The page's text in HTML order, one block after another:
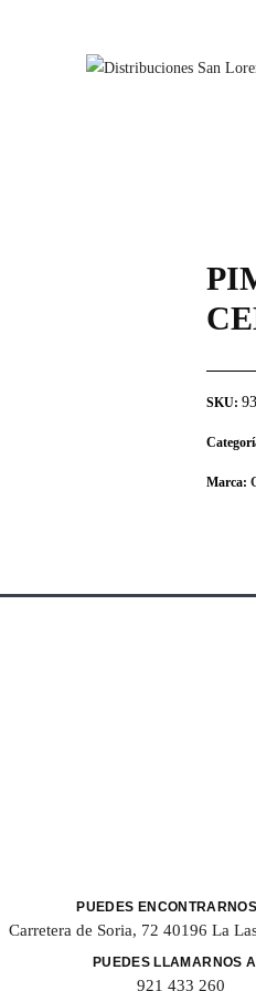
SKU:
Marca:
PUEDES
Carretera de Soria, 72 40196 La
PUEDES LLAMARNOS
921 433 260